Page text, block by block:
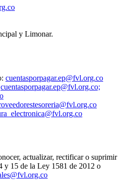
y Limonar.
cuentasporpagar.ep@fvl.org.co
cuentasporpagar.ep@fvl.org.co;
actualizar, rectificar o suprimir
y 15 de la Ley 1581 de 2012 o